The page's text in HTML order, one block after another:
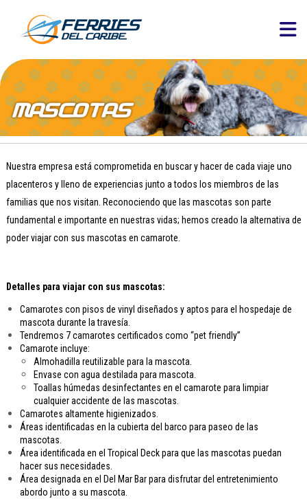
Nuestra empresa está comprometida en buscar y hacer de cada viaje uno
placenteros y lleno de experiencias junto a todos los miembros de las
familias que nos visitan. Reconociendo que las mascotas son parte
fundamental e importante en nuestras vidas; hemos creado la alternativa de
poder viajar con sus mascotas en camarote.
Detalles para viajar con sus mascotas:
Camarotes con pisos de vinyl diseñados y aptos para el hospedaje de
mascota durante la travesía.
Tendremos 7 camarotes certificados como “pet friendly”
Camarote incluye:
Almohadilla reutilizable para la mascota.
Envase con agua destilada para mascota.
Toallas húmedas desinfectantes en el camarote para limpiar
cualquier accidente de las mascotas.
Camarotes altamente higienizados.
Áreas identificadas en la cubierta del barco para paseo de las
mascotas.
Área identificada en el Tropical Deck para que las mascotas puedan
hacer sus necesidades.
Área designada en el Del Mar Bar para disfrutar del entretenimiento
abordo junto a su mascota.